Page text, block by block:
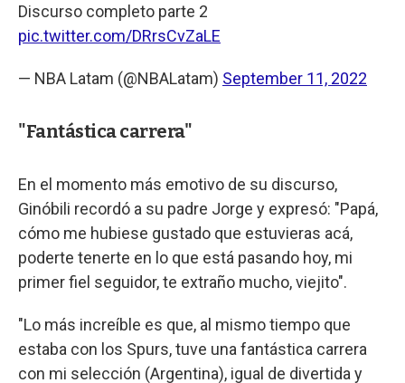
Discurso completo parte 2
pic.twitter.com/DRrsCvZaLE
— NBA Latam (@NBALatam) September 11, 2022
"Fantástica carrera"
En el momento más emotivo de su discurso,
Ginóbili recordó a su padre Jorge y expresó: "Papá,
cómo me hubiese gustado que estuvieras acá,
poderte tenerte en lo que está pasando hoy, mi
primer fiel seguidor, te extraño mucho, viejito".
"Lo más increíble es que, al mismo tiempo que
estaba con los Spurs, tuve una fantástica carrera
con mi selección (Argentina), igual de divertida y